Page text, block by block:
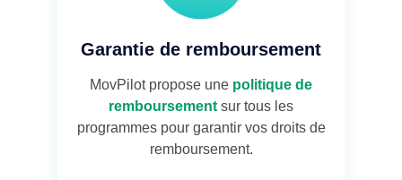
Garantie de remboursement
MovPilot propose une politique de
remboursement sur tous les
programmes pour garantir vos droits de
remboursement.